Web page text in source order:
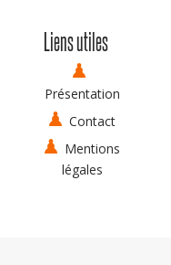
Liens utiles
Présentation
Contact
Mentions
légales